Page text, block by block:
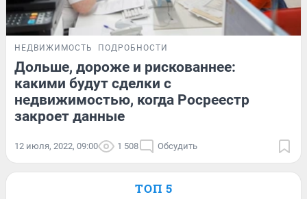
НЕДВИЖИМОСТЬ ПОДРОБНОСТИ
Дольше, дороже и рискованнее:
какими будут сделки с
недвижимостью, когда Росреестр
закроет данные
12 июля, 2022, 09:00 1 508 Обсудить
ТОП 5